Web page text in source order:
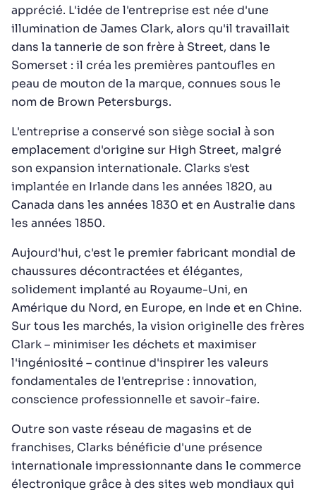
apprécié. L'idée de l'entreprise est née d'une
illumination de James Clark, alors qu'il travaillait
dans la tannerie de son frère à Street, dans le
Somerset : il créa les premières pantoufles en
peau de mouton de la marque, connues sous le
nom de Brown Petersburgs.
L'entreprise a conservé son siège social à son
emplacement d'origine sur High Street, malgré
son expansion internationale. Clarks s'est
implantée en Irlande dans les années 1820, au
Canada dans les années 1830 et en Australie dans
les années 1850.
Aujourd'hui, c'est le premier fabricant mondial de
chaussures décontractées et élégantes,
solidement implanté au Royaume-Uni, en
Amérique du Nord, en Europe, en Inde et en Chine.
Sur tous les marchés, la vision originelle des frères
Clark – minimiser les déchets et maximiser
l'ingéniosité – continue d'inspirer les valeurs
fondamentales de l'entreprise : innovation,
conscience professionnelle et savoir-faire.
Outre son vaste réseau de magasins et de
franchises, Clarks bénéficie d'une présence
internationale impressionnante dans le commerce
électronique grâce à des sites web mondiaux qui